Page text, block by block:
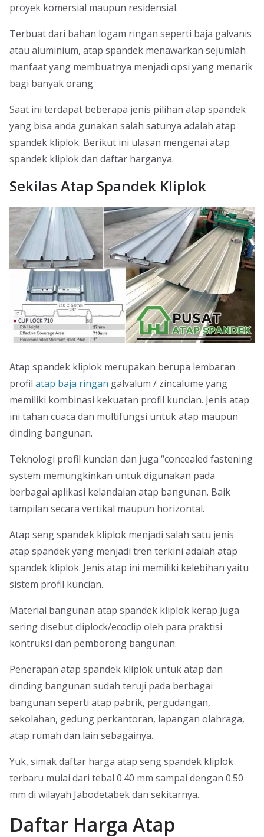
proyek komersial maupun residensial.
Terbuat dari bahan logam ringan seperti baja galvanis
atau aluminium, atap spandek menawarkan sejumlah
manfaat yang membuatnya menjadi opsi yang menarik
bagi banyak orang.
Saat ini terdapat beberapa jenis pilihan atap spandek
yang bisa anda gunakan salah satunya adalah atap
spandek kliplok. Berikut ini ulasan mengenai atap
spandek kliplok dan daftar harganya.
Sekilas Atap Spandek Kliplok
Atap spandek kliplok merupakan berupa lembaran
profil atap baja ringan galvalum / zincalume yang
memiliki kombinasi kekuatan profil kuncian. Jenis atap
ini tahan cuaca dan multifungsi untuk atap maupun
dinding bangunan.
Teknologi profil kuncian dan juga “concealed fastening
system memungkinkan untuk digunakan pada
berbagai aplikasi kelandaian atap bangunan. Baik
tampilan secara vertikal maupun horizontal.
Atap seng spandek kliplok menjadi salah satu jenis
atap spandek yang menjadi tren terkini adalah atap
spandek kliplok. Jenis atap ini memiliki kelebihan yaitu
sistem profil kuncian.
Material bangunan atap spandek kliplok kerap juga
sering disebut cliplock/ecoclip oleh para praktisi
kontruksi dan pemborong bangunan.
Penerapan atap spandek kliplok untuk atap dan
dinding bangunan sudah teruji pada berbagai
bangunan seperti atap pabrik, pergudangan,
sekolahan, gedung perkantoran, lapangan olahraga,
atap rumah dan lain sebagainya.
Yuk, simak daftar harga atap seng spandek kliplok
terbaru mulai dari tebal 0.40 mm sampai dengan 0.50
mm di wilayah Jabodetabek dan sekitarnya.
Daftar Harga Atap